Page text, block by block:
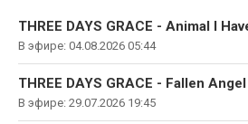
THREE DAYS GRACE - Animal I
В эфире: 04.08.2026 05:44
THREE DAYS GRACE - Fallen Angel
В эфире: 29.07.2026 19:45